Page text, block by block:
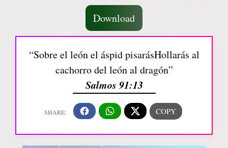
Download
“Sobre el león el áspid pisarásHollarás al
cachorro del león al dragón”
Salmos 91:13